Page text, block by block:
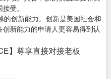
受。
创新能力。创新是美国社会和
新能力的申请人更容易得到认
】尊享直接对接老板